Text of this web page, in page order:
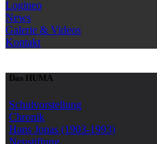
Logineo
News
Galerie & Videos
Kontakt
Das HUMA
Schulvorstellung
Chronik
Hans Jonas (1903-1993)
Neustiftung